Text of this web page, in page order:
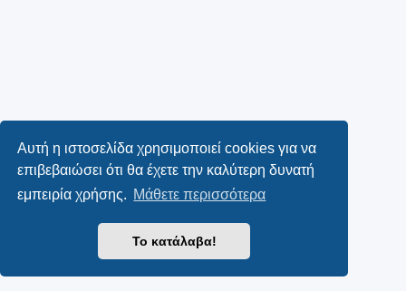
Αυτή η ιστοσελίδα χρησιμοποιεί cookies για να
επιβεβαιώσει ότι θα έχετε την καλύτερη δυνατή
εμπειρία χρήσης. Μάθετε περισσότερα
Το κατάλαβα!